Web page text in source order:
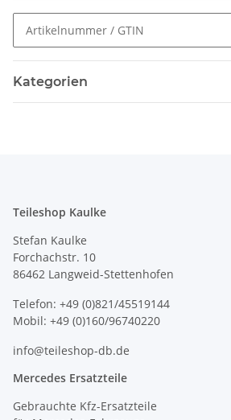
Kategorien
Teileshop Kaulke
Stefan Kaulke
Forchachstr. 10
86462 Langweid-Stettenhofen
Telefon: +49 (0)821/45519144
Mobil: +49 (0)160/96740220
info@teileshop-db.de
Mercedes Ersatzteile
Gebrauchte Kfz-Ersatzteile